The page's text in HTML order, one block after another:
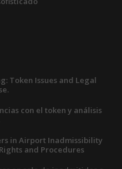
Token Issues and Legal
con el token y análisis
in Airport Inadmissibility
and Procedures